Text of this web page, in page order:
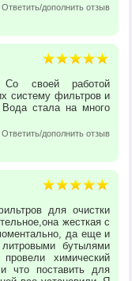
Ответить/дополнить отзыв
Со своей работой
систему фильтров и
стала на много
Ответить/дополнить отзыв
для очистки
жесткая с
да еще и
бутылями
химический
что поставить для